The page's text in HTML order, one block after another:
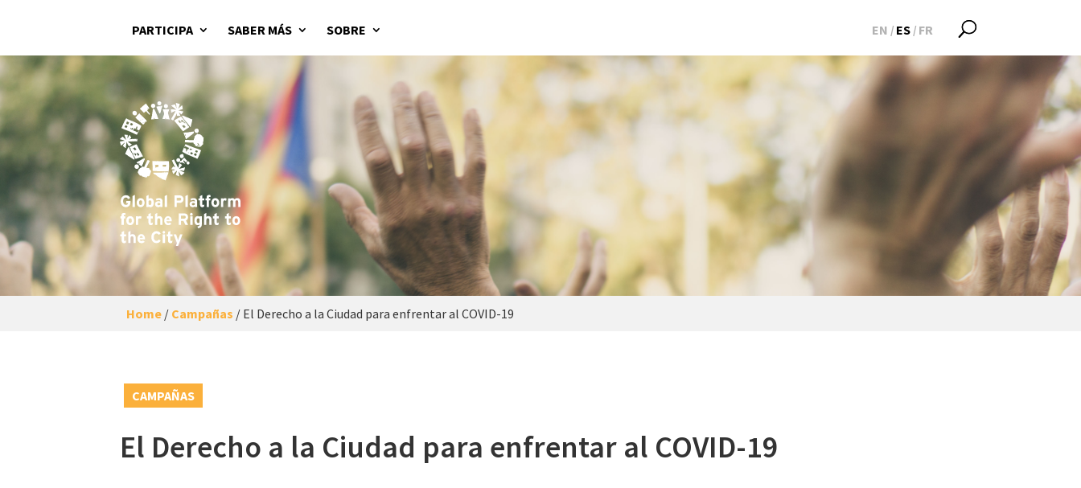
PARTICIPA SABER MÁS SOBRE EN ES FR
Home / Campañas / El Derecho a la Ciudad para enfrentar al COVID-19
CAMPAÑAS
El Derecho a la Ciudad para enfrentar al COVID-19